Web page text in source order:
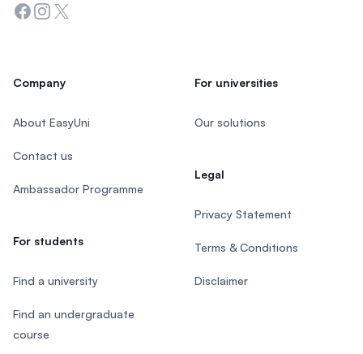
Facebook
Instagram
Twitter
Company
About EasyUni
Contact us
Ambassador Programme
For students
Find a university
Find an undergraduate
course
For universities
Our solutions
Legal
Privacy Statement
Terms & Conditions
Disclaimer